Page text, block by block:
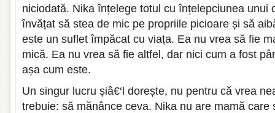
niciodată. Nika înțelege totul cu înțelepciunea unui
învățat să stea de mic pe propriile picioare și să
este un suflet împăcat cu viața. Ea nu vrea să fie
mică. Ea nu vrea să fie altfel, dar nici cum a fost
așa cum este.
Un singur lucru șiâ€‘l dorește, nu pentru că vrea
trebuie: să mănânce ceva. Nika nu are mamă care